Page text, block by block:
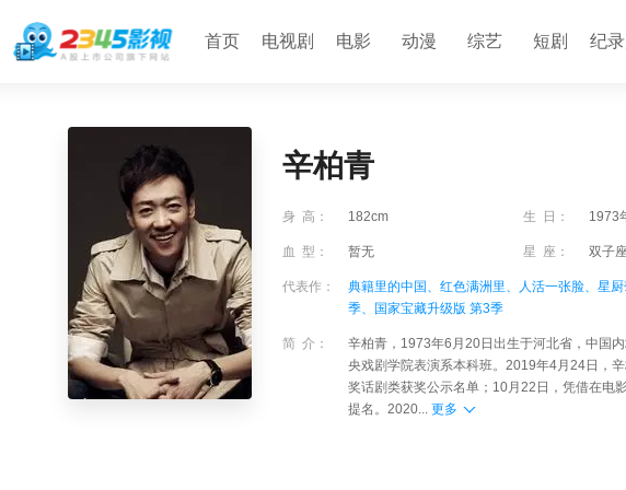
首页 电视剧 电影 动漫 综艺 短剧 纪
辛柏青
身 高： 182cm 生 日： 1973
血 型： 暂无 星 座： 双子
代表作： 典籍里的中国、 红色满洲里、 人活一张脸、 星厨
季、
国家宝藏升级版 第3季
简 介：
辛柏青，1973年6月20日出生于河北省，中国
央戏剧学院表演系本科班。2019年4月24日，
奖话剧类获奖公示名单；10月22日，凭借在电
提名。2020... 更多